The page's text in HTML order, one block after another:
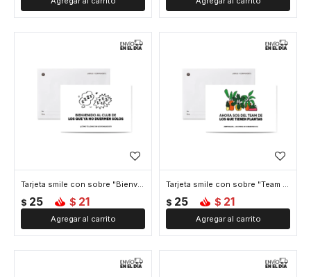
Tarjeta smile con sobre "Bienvenido al club"
$ 25 $ 21
Tarjeta smile con sobre "Team plantas"
$ 25 $ 21